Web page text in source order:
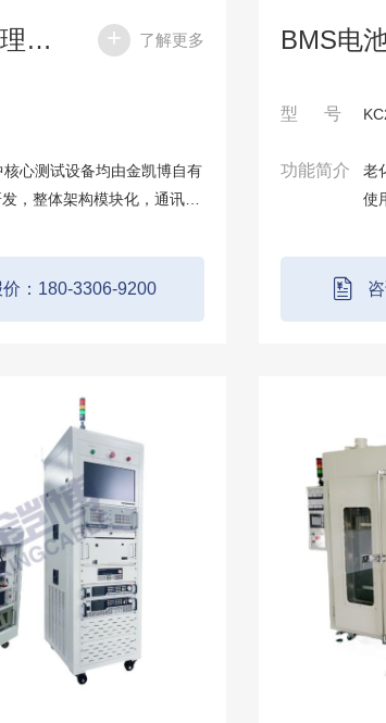
储能BMS电池管理器测试系统 了解更多
核心测试设备均由金凯博自有
，整体架构模块化，通讯协
成度高、应用覆盖面广，系
体化设计且功能丰富，在保
：180-3306-9200
型 号
功能简介
老
使
测
分